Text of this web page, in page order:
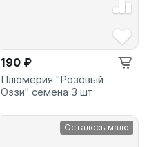
190 ₽
Плюмерия "Розовый
Оззи" семена 3 шт
Осталось мало